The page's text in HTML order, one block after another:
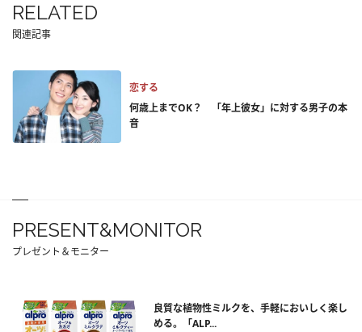
RELATED
関連記事
恋する
何歳上までOK？ 「年上彼女」に対する男子の本
音
PRESENT&MONITOR
プレゼント＆モニター
良質な植物性ミルクを、手軽においしく楽し
める。「ALP...